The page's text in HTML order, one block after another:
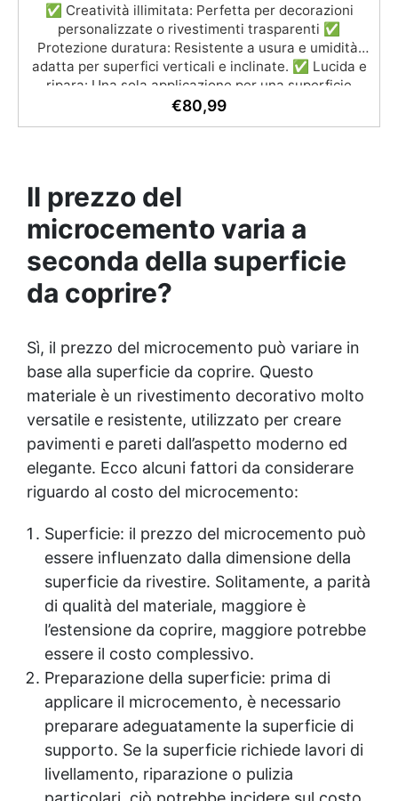
✅ Creatività illimitata: Perfetta per decorazioni
personalizzate o rivestimenti trasparenti ✅
Protezione duratura: Resistente a usura e umidità,
adatta per superfici verticali e inclinate. ✅ Lucida e
ripara: Una sola applicazione per una superficie
brillante, liscia e protetta dalle infiltrazioni ✅
spessore) La confezione contiene: Vertical Glass A 2
kg + 1.4 kg Vertical Glass B
€80,99
Il prezzo del
microcemento varia a
seconda della superficie
da coprire?
Sì, il prezzo del microcemento può variare in
base alla superficie da coprire. Questo
materiale è un rivestimento decorativo molto
versatile e resistente, utilizzato per creare
pavimenti e pareti dall’aspetto moderno ed
elegante. Ecco alcuni fattori da considerare
riguardo al costo del microcemento:
Superficie: il prezzo del microcemento può
essere influenzato dalla dimensione della
superficie da rivestire. Solitamente, a parità
di qualità del materiale, maggiore è
l’estensione da coprire, maggiore potrebbe
essere il costo complessivo.
Preparazione della superficie: prima di
applicare il microcemento, è necessario
preparare adeguatamente la superficie di
supporto. Se la superficie richiede lavori di
livellamento, riparazione o pulizia